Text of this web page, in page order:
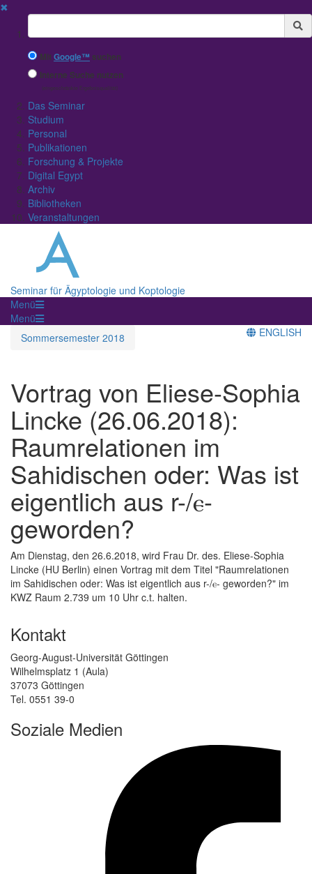
✖
Suchbegriff
MitGoogle™ suchen
Interne Suche nutzen
(eingeschränkte Ergebnisqualität)
Das Seminar
Studium
Personal
Publikationen
Forschung & Projekte
Digital Egypt
Archiv
Bibliotheken
Veranstaltungen
Seminar für Ägyptologie und Koptologie
Menü
Menü
Sommersemester 2018
ENGLISH
Vortrag von Eliese-Sophia
Lincke (26.06.2018):
Raumrelationen im
Sahidischen oder: Was ist
eigentlich aus r-/ⲉ-
geworden?
Am Dienstag, den 26.6.2018, wird Frau Dr. des. Eliese-Sophia
Lincke (HU Berlin) einen Vortrag mit dem Titel "Raumrelationen
im Sahidischen oder: Was ist eigentlich aus r-/ⲉ- geworden?" im
KWZ Raum 2.739 um 10 Uhr c.t. halten.
Kontakt
Georg-August-Universität Göttingen
Wilhelmsplatz 1 (Aula)
37073 Göttingen
Tel. 0551 39-0
Soziale Medien